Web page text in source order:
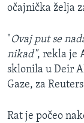
očajnička želja
"Ovaj put se
nikad", rekla je
sklonila u Deir
Gaze, za
Rat je počeo